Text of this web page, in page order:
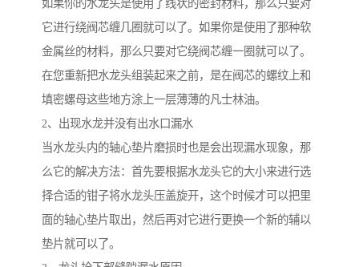
如果你的水龙头是使用了线状的密封材料，那么只要对
它进行绕阀芯缠几圈就可以了。如果你是使用了那种软
金属丝的材料，那么只要对它绕阀芯缠一圈就可以了。
在您重新把水龙头组装起来之前，是在阀芯的螺纹上和
填密螺母这些地方涂上一层薄薄的凡士林油。
2、出现水龙并没有出水口漏水
当水龙头内的轴心垫片磨损时也是会出现漏水现象，那
么它的解决方法：首先要根据水龙头它的大小来进行选
择合适的钳子将水龙头压盖旋开，这个时候才可以把里
面的轴心垫片取出，然后再对它进行更换一个新的辅以
垫片就可以了。